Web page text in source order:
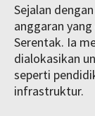
Sejalan
anggaran
Serentak. Ia
dialokasikan
seperti
infrastruktur.